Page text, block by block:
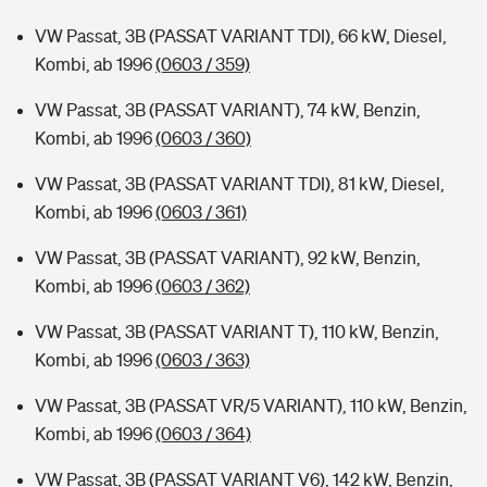
VW Passat, 3B (PASSAT VARIANT TDI), 66 kW, Diesel,
Kombi, ab 1996(0603 / 359)
VW Passat, 3B (PASSAT VARIANT), 74 kW, Benzin,
Kombi, ab 1996(0603 / 360)
VW Passat, 3B (PASSAT VARIANT TDI), 81 kW, Diesel,
Kombi, ab 1996(0603 / 361)
VW Passat, 3B (PASSAT VARIANT), 92 kW, Benzin,
Kombi, ab 1996(0603 / 362)
VW Passat, 3B (PASSAT VARIANT T), 110 kW, Benzin,
Kombi, ab 1996(0603 / 363)
VW Passat, 3B (PASSAT VR/5 VARIANT), 110 kW, Benzin,
Kombi, ab 1996(0603 / 364)
VW Passat, 3B (PASSAT VARIANT V6), 142 kW, Benzin,